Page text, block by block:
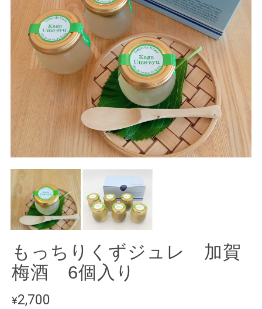
もっちりくずジュレ 加賀
梅酒 6個入り
¥2,700